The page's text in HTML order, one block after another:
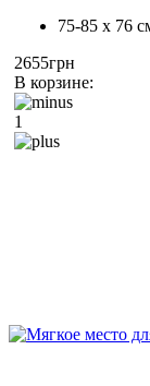
75-85 х 76
2655грн
В корзине:
1